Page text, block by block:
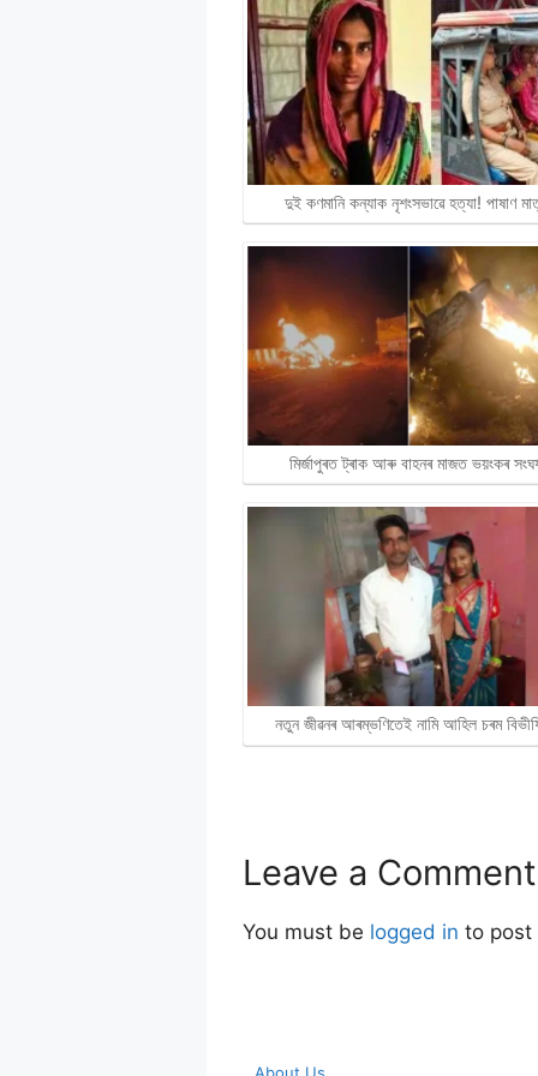
দুই কণমানি কন্যাক নৃশংসভাৱে হত্যা! পাষাণ
মিৰ্জাপুৰত ট্ৰাক আৰু বাহনৰ মাজত ভয়ংকৰ
নতুন জীৱনৰ আৰম্ভণিতেই নামি আহিল চৰম
Leave a Comment
You must be logged in to post